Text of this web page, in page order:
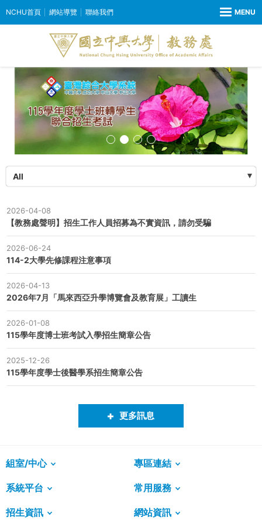
NCHU首頁 網站導覽 聯絡我們
All
2026-04-08
【教務處聲明】招生工作人員招募為不實資訊，請勿受騙
2026-06-24
114-2大學先修課程注意事項
2026-04-13
2026年7月「馬來西亞升學博覽會及教育展」工讀生
2026-01-08
115學年度博士班考試入學招生簡章公告
2025-12-26
115學年度學士後醫學系招生簡章公告
更多訊息
組室/中心 專區連結
系統平台 常用服務
招生資訊 網站資訊